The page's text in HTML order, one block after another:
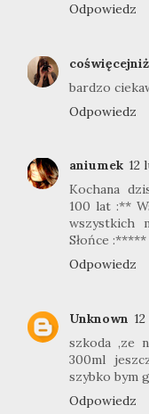
Odpowiedz
bardzo
Odpowiedz
aniumek 12
Kochana
100 lat :**
wszystkich
Słońce :*****
Odpowiedz
Unknown
szkoda ,ze
300ml
szybko bym
Odpowiedz